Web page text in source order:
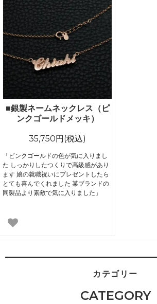
■銀製ネームネックレス（ピ
ンクゴールドメッキ）
35,750円(税込)
「ピンクゴールドの色が気に入りまし
た しっかりしたつくりで高級感があり
ます 娘の就職祝いにプレゼントしたら
とても喜んでくれました 某ブランドの
同製品より素敵で気に入りました」
カテゴリー
CATEGORY